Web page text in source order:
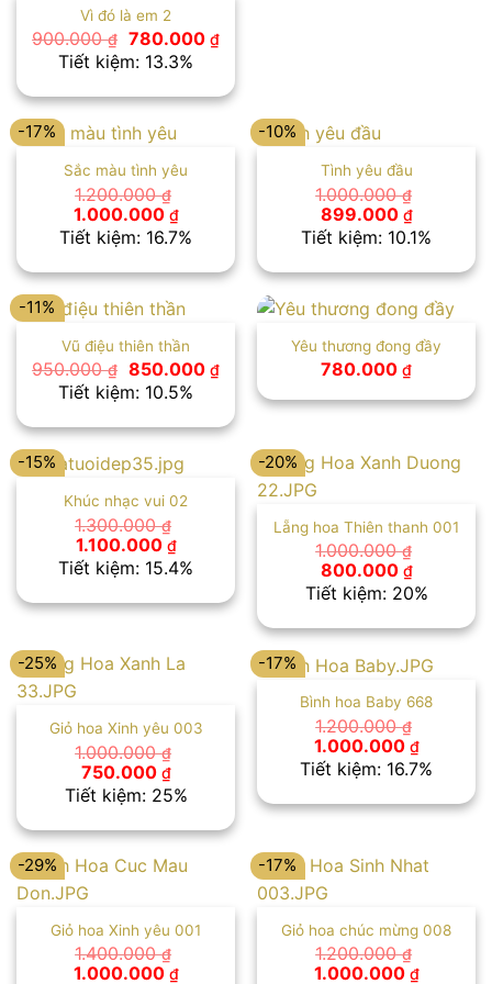
Vì đó là em 2
900.000₫ Giá
gốc
là:
780.000 ₫Giá
hiện
là:
780.000 ₫.
Tiết kiệm: 13.3%
-17%
Sắc màu tình yêu
1.200.000₫
Giá
gốc
là:
1.000.000 ₫Giá
hiện
tại
1.000.000 ₫.
Tiết kiệm: 16.7%
-10%
Tình yêu đầu
1.000.000₫
Giá
gốc
là:
899.000 ₫Giá
hiện
tại
899.000
Tiết kiệm: 10.1%
-11%
Vũ điệu thiên thần
950.000₫ Giá
gốc
là:
850.000 ₫Giá
hiện
là:
850.000 ₫.
Tiết kiệm: 10.5%
Yêu thương đong đầy
780.000 ₫
-15%
Khúc nhạc vui 02
1.300.000₫
Giá
gốc
là:
1.100.000 ₫Giá
hiện
tại
1.100.000 ₫.
Tiết kiệm: 15.4%
-20%
Lẵng hoa Thiên thanh 001
1.000.000₫
Giá
gốc
là:
800.000 ₫Giá
hiện
tại
800.000
Tiết kiệm: 20%
-25%
Giỏ hoa Xinh yêu 003
1.000.000₫
Giá
gốc
là:
750.000 ₫Giá
hiện
tại
750.000 ₫.
Tiết kiệm: 25%
-17%
Bình hoa Baby 668
1.200.000₫
Giá
gốc
là:
1.000.000 ₫Giá
hiện
tại
Tiết kiệm: 16.7%
-29%
Giỏ hoa Xinh yêu 001
1.400.000₫
Giá
1.000.000 ₫Giá
-17%
Giỏ hoa chúc mừng 008
1.200.000₫
Giá
1.000.000 ₫Giá